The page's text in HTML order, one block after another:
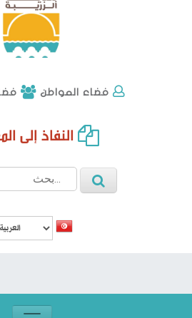
فضاء المواطن
معرف تسجيل الدخول